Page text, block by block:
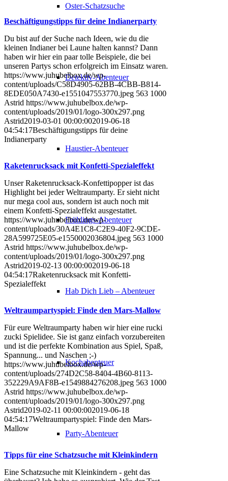
Oster-Schatzsuche
Detektiv-Abenteuer
Haustier-Abenteuer
Frühlings-Abenteuer
Hab Dich Lieb – Abenteuer
Kochabenteuer
Party-Abenteuer
Beschäftigungstipps für deine Indianerparty
Du bist auf der Suche nach Ideen, wie du die
kleinen Indianer bei Laune halten kannst? Dann
haben wir hier ein paar tolle Beispiele, die bei
unseren Partys schon erfolgreich im Einsatz waren.
https://www.juhubelbox.de/wp-
content/uploads/C58D4905-62BB-4CBB-B814-
8EDE050A7430-e1551047553770.jpeg 563 1000
Astrid https://www.juhubelbox.de/wp-
content/uploads/2019/01/logo-300x297.png
Astrid2019-03-01 00:00:002019-06-18
04:54:17Beschäftigungstipps für deine
Indianerparty
Raketenrucksack mit Konfetti-Spezialeffekt
Unser Raketenrucksack-Konfettipopper ist das
Highlight bei jeder Weltraumparty. Er sieht nicht
nur mega cool aus, sondern ist auch noch mit
einem Konfetti-Spezialeffekt ausgestattet.
https://www.juhubelbox.de/wp-
content/uploads/30A4E1C8-C2E9-40F2-9CDE-
28A599725E05-e1550002036804.jpeg 563 1000
Astrid https://www.juhubelbox.de/wp-
content/uploads/2019/01/logo-300x297.png
Astrid2019-02-13 00:00:002019-06-18
04:54:17Raketenrucksack mit Konfetti-
Spezialeffekt
Weltraumpartyspiel: Finde den Mars-Mallow
Für eure Weltraumparty haben wir hier eine rucki
zucki Spielidee. Sie ist ganz einfach vorzubereiten
und ist die perfekte Kombination aus Spiel, Spaß,
Spannung... und Naschen ;-)
https://www.juhubelbox.de/wp-
content/uploads/274D2C58-8404-4B60-8113-
352229A9AF8B-e1549884276208.jpeg 563 1000
Astrid https://www.juhubelbox.de/wp-
content/uploads/2019/01/logo-300x297.png
Astrid2019-02-11 00:00:002019-06-18
04:54:17Weltraumpartyspiel: Finde den Mars-
Mallow
Tipps für eine Schatzsuche mit Kleinkindern
Eine Schatzsuche mit Kleinkindern - geht das